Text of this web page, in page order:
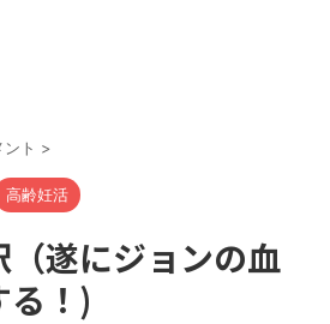
ト >
高齢妊活
遂にジョンの血
る！)